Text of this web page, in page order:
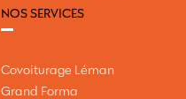
NOS SERVICES
Covoiturage Léman
Grand Forma